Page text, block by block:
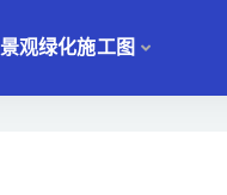
景观绿化施工图